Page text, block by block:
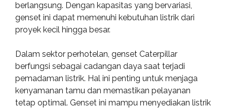
berlangsung. Dengan kapasitas yang bervariasi,
genset ini dapat memenuhi kebutuhan listrik dari
proyek kecil hingga besar.
Dalam sektor perhotelan, genset Caterpillar
berfungsi sebagai cadangan daya saat terjadi
pemadaman listrik. Hal ini penting untuk menjaga
kenyamanan tamu dan memastikan pelayanan
tetap optimal. Genset ini mampu menyediakan listrik